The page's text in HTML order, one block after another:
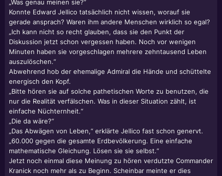
„Was genau meinen sie?“
Konnte Edward Jellico tatsächlich nicht wissen, worauf sie
gerade ansprach? Waren ihm andere Menschen wirklich so egal?
„Ich kann nicht so recht glauben, dass sie den Punkt der
Diskussion jetzt schon vergessen haben. Noch vor wenigen
Minuten haben sie vorgeschlagen mehrere zehntausend Leben
auszulöschen.“
Abwehrend hob der ehemalige Admiral die Hände und schüttelte
energisch den Kopf.
„Bitte hören sie auf solche pathetischen Worte zu benutzen, die
nur die Realität verfälschen. Was in dieser Situation zählt, ist
einfache Nüchternheit.“
„Die da wäre?“
„Das Abwägen von Leben,“ erklärte Jellico fast schon genervt.
„60.000 gegen die gesamte Erdbevölkerung. Eine einfache
mathematische Gleichung. Lösen sie sie selbst.“
Jetzt noch einmal diese Meinung zu hören verdutzte Commander
Kranick noch mehr als zu Beginn. Scheinbar meinte er dies